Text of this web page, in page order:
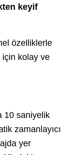
keyif
özelliklerle
için kolay ve
10 saniyelik
zamanlayıcı
yer